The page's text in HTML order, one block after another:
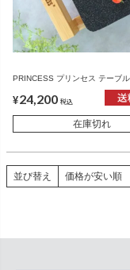
PRINCESS プリンセス テーブル
¥24,200 税込
在庫切れ
並び替え 価格が安い順